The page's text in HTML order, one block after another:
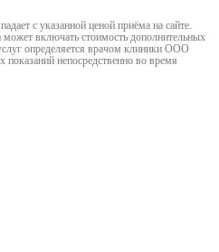
с указанной ценой приёма на сайте.
может включать стоимость дополнительных
определяется врачом клиники ООО
непосредственно во время